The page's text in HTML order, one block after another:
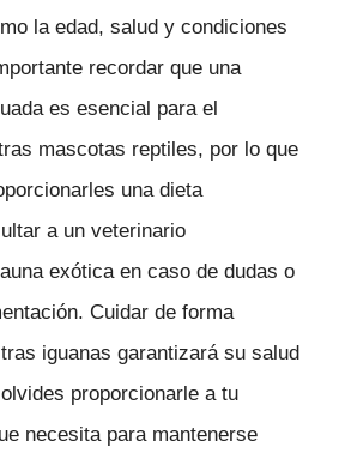
la edad, salud y condiciones
recordar que una
es esencial para el
mascotas reptiles, por lo que
una dieta
a un veterinario
exótica en caso de dudas o
Cuidar de forma
iguanas garantizará su salud
proporcionarle a tu
necesita para mantenerse